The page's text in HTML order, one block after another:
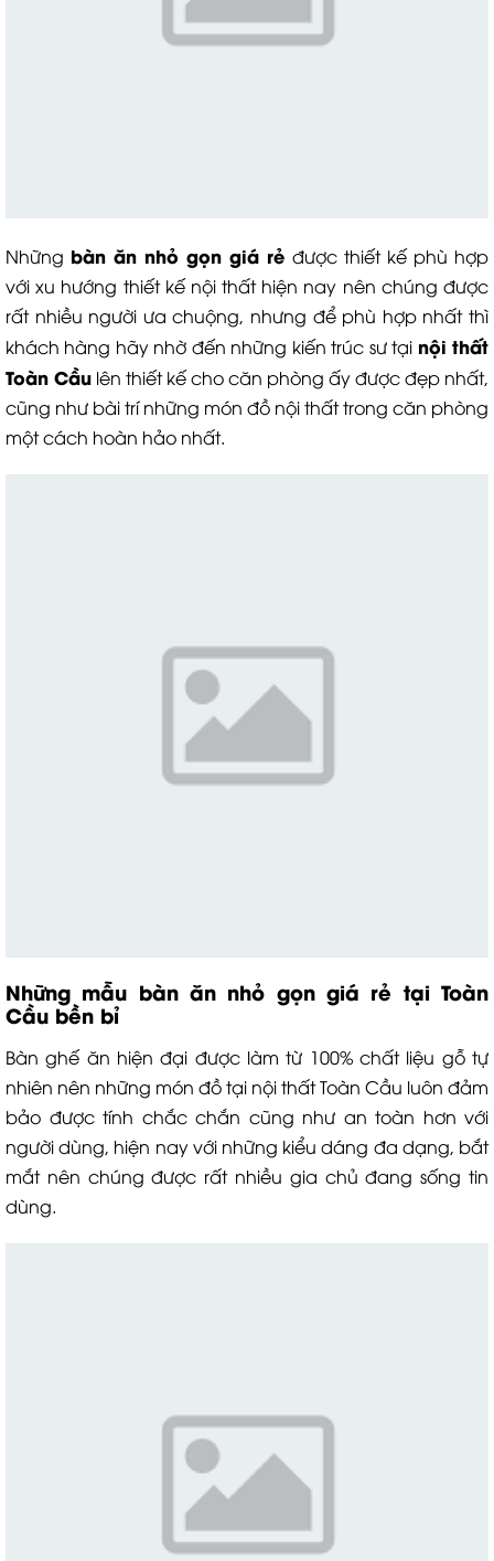
Những bàn ăn nhỏ gọn giá rẻ được thiết kế phù hợp
với xu hướng thiết kế nội thất hiện nay nên chúng được
rất nhiều người ưa chuộng, nhưng để phù hợp nhất thì
khách hàng hãy nhờ đến những kiến trúc sư tại nội thất
Toàn Cầu lên thiết kế cho căn phòng ấy được đẹp nhất,
cũng như bài trí những món đồ nội thất trong căn phòng
một cách hoàn hảo nhất.
Những mẫu bàn ăn nhỏ gọn giá rẻ tại Toàn
Cầu bền bỉ
Bàn ghế ăn hiện đại được làm từ 100% chất liệu gỗ tự
nhiên nên những món đồ tại nội thất Toàn Cầu luôn đảm
bảo được tính chắc chắn cũng như an toàn hơn với
người dùng, hiện nay với những kiểu dáng đa dạng, bắt
mắt nên chúng được rất nhiều gia chủ đang sống tin
dùng.